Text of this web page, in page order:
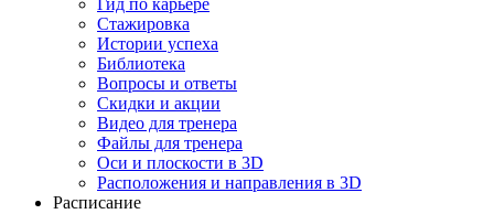
Гид по карьере
Стажировка
Истории успеха
Библиотека
Вопросы и ответы
Скидки и акции
Видео для тренера
Файлы для тренера
Оси и плоскости в 3D
Расположения и направления в 3D
Расписание